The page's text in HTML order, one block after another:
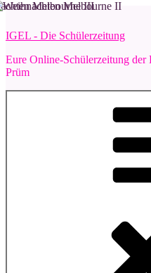
Zum
springen
IGEL - Die Schülerzeitung
Eure Online-Schülerzeitung
Prüm